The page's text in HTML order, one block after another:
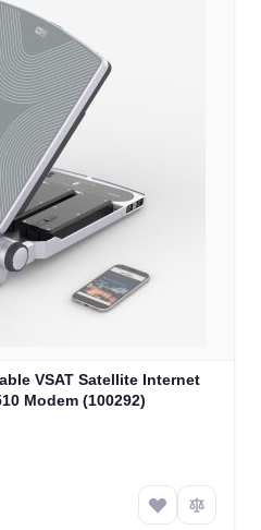
VSAT Satellite Internet
Modem (100292)